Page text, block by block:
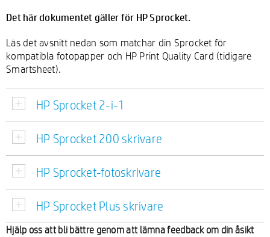
Det här dokumentet gäller för HP Sprocket.
Läs det avsnitt nedan som matchar din Sprocket för
kompatibla fotopapper och HP Print Quality Card (tidigare
Smartsheet).
HP Sprocket 2-i-1
HP Sprocket 200 skrivare
HP Sprocket-fotoskrivare
HP Sprocket Plus skrivare
Hjälp oss att bli bättre genom att lämna feedback om din åsikt